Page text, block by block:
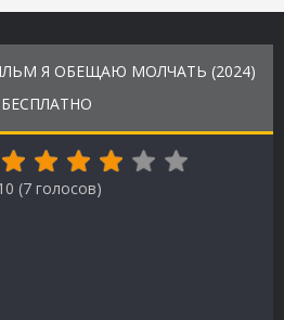
Я ОБЕЩАЮ МОЛЧАТЬ (2024)
(7голосов)